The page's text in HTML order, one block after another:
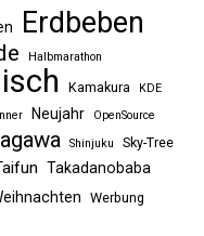
Erdbeben
Halbmarathon
Kamakura KDE
Neujahr
OpenSource
Shinjuku Sky-Tree
Takadanobaba
Werbung